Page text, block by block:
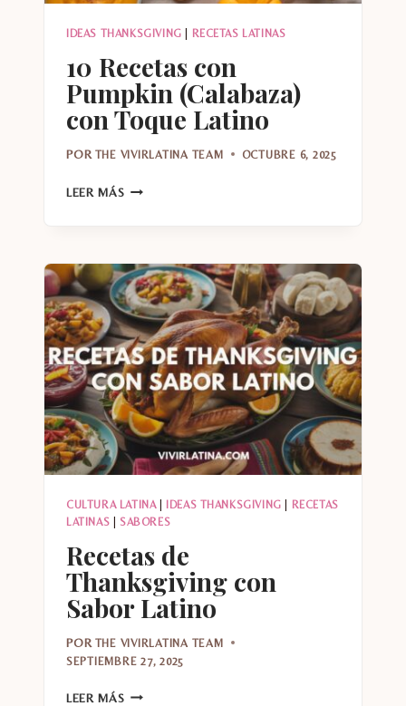
IDEAS THANKSGIVING RECETAS LATINAS
10 Recetas con
Pumpkin (Calabaza)
con Toque Latino
POR THE VIVIRLATINA TEAM OCTUBRE 6, 2025
LEER MÁS
(CALABAZA)
CON
TOQUE
LATINO
CULTURA LATINA| IDEAS THANKSGIVING
RECETAS
LATINAS
SABORES
Recetas de
Thanksgiving con
Sabor Latino
POR THE VIVIRLATINA TEAM
SEPTIEMBRE 27, 2025
LEER MÁS RECETAS